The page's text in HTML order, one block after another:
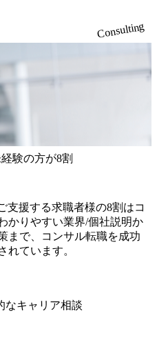
仁氏：新卒でベイカレン
を経てXspearに参画 - 梶田
おける戦略策定、DX戦略立
ち、メディア・エンタメ業
等の新規事業立案を得意と
チュア出身。金融業界を中
案、組織変革、規制対応等
。 - 天野 善仁氏：19卒Pw
ージャー 社員インタビュー
interviews/) 戦略だけの
界の風雲児に聞く。“これ
www.businessinsider.jp/articl
Consultingがえるぼし認定
382811) シンプレクスと
の行政手続き100%デジタル
articles/-/3520247) 【未経験
ワンプールで様々なインダ
【コンサルファーム経験
がら、他領域にもチャレン
でのオファー ・現職ファー
主義でプロモーションでき
週に1度のアサインｍｔｇで
月単位の決められた労働時
刻を社員の自己裁量に委
りながら効率的に働くこと
完全週休2日制 2025年度の
季9日、年末年始9日） 有給
場合）で、入社日に付与さ
は、翌年度に繰り越すこと
により取得可能日数は異な
取得できます。 リフレッシ
数ごとに、連続5日のリフレ
育児や子の看護、介護など
校1年修了時の3月31日まで
期間：通算3年間 短時間勤
刻の繰り上げ・繰り下げが
き5日まで取得でき、1時間
： 5日まで取得で
可能 【独身寮、住宅手当制
近くに、白風寮と青風寮の2
を満たす方が入居可能で
の独身者 ・自宅から勤務地
ること 住宅手当： 本社の
ため、条件を満たす方には
Consulting
験の方が8割
支援する求職者様の8割はコ
かりやすい業界/個社説明か
まで、コンサル転職を成功
れています。
なキャリア相談